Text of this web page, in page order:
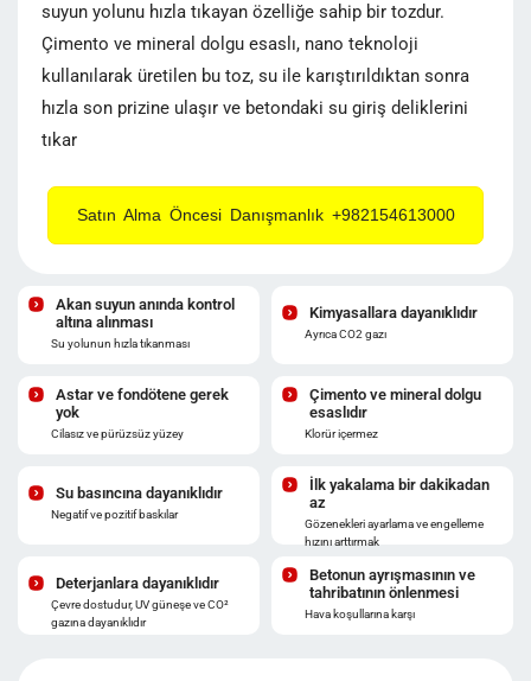
suyun yolunu hızla tıkayan özelliğe sahip bir tozdur.
Çimento ve mineral dolgu esaslı, nano teknoloji
kullanılarak üretilen bu toz, su ile karıştırıldıktan sonra
hızla son prizine ulaşır ve betondaki su giriş deliklerini
tıkar
Satın Alma Öncesi Danışmanlık +982154613000
Akan suyun anında kontrol
altına alınması
Su yolunun hızla tıkanması
Kimyasallara dayanıklıdır
Ayrıca CO2 gazı
Astar ve fondötene gerek
yok
Cilasız ve pürüzsüz yüzey
Çimento ve mineral dolgu
esaslıdır
Klorür içermez
Su basıncına dayanıklıdır
Negatif ve pozitif baskılar
İlk yakalama bir dakikadan
az
Gözenekleri ayarlama ve engelleme
hızını arttırmak
Deterjanlara dayanıklıdır
Çevre dostudur, UV güneşe ve CO²
gazına dayanıklıdır
Betonun ayrışmasının ve
tahribatının önlenmesi
Hava koşullarına karşı